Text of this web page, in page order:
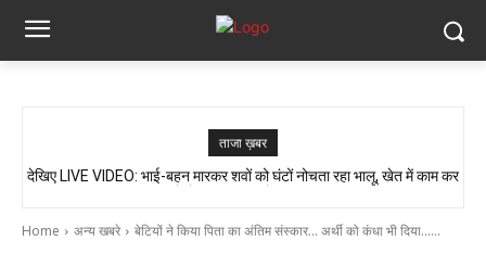
ताजा ख़बर
न लूट, न छीनाझपटी… फिर भी मिनटों में गायब हो गए लाखों के जेवर..!! CCTV में कैद हुई
देखिए LIVE VIDEO: भाई-बहन मारकर शवों को घंटों नोचता रहा भालू, खेत में काम कर
Home अन्य खबरे बेटियों ने किया पिता का अंतिम संस्कार... अर्थी को कंधा भी दिया......